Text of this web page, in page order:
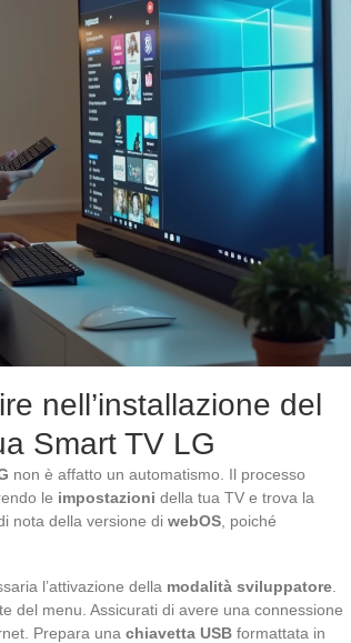
nell’installazione del
Smart TV LG
non è affatto un automatismo. Il processo
le impostazioni della tua TV e trova la
nota della versione di webOS , poiché
l’attivazione della modalità sviluppatore
del menu. Assicurati di avere una connessione
Prepara una chiavetta USB formattata in